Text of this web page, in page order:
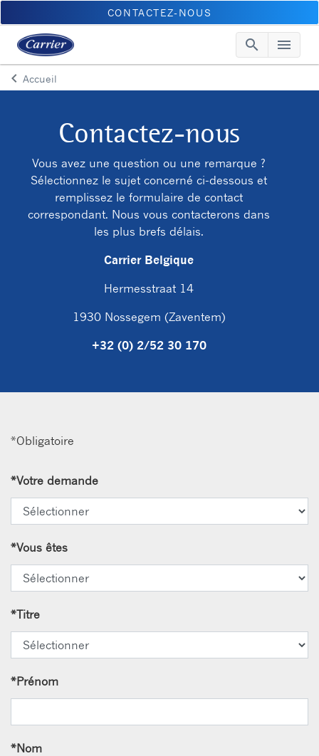
CONTACTEZ-NOUS
search menu
keyboard_arrow_leftArrow back
Accueil
Contactez-nous
Vous avez une question ou une remarque ?
Sélectionnez le sujet concerné ci-dessous et
remplissez le formulaire de contact
correspondant. Nous vous contacterons dans
les plus brefs délais.
Carrier Belgique
Hermesstraat 14
1930 Nossegem (Zaventem)
+32 (0) 2/52 30 170
*Obligatoire
*Votre demande
*Vous êtes
*Titre
*Prénom
*Nom